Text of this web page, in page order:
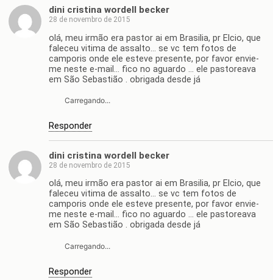
dini cristina wordell becker
28 de novembro de 2015
olá, meu irmão era pastor ai em Brasilia, pr Elcio, que
faleceu vitima de assalto… se vc tem fotos de
camporis onde ele esteve presente, por favor envie-
me neste e-mail… fico no aguardo … ele pastoreava
em São Sebastião . obrigada desde já
Carregando...
Responder
dini cristina wordell becker
28 de novembro de 2015
olá, meu irmão era pastor ai em Brasilia, pr Elcio, que
faleceu vitima de assalto… se vc tem fotos de
camporis onde ele esteve presente, por favor envie-
me neste e-mail… fico no aguardo … ele pastoreava
em São Sebastião . obrigada desde já
Carregando...
Responder